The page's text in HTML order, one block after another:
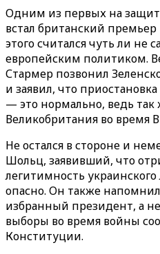
Одним из первых на
встал британский
этого считался чуть ли
европейским политиком.
Стармер позвонил
и заявил, что
— это нормально, ведь так
Великобритания во время
Не остался в стороне и
Шольц, заявивший, что
легитимность
опасно. Он также
избранный президент, а
выборы во время войны
Конституции.